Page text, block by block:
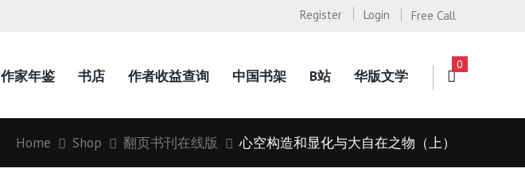
Free Call
Register Login
作家年鉴 书店 作者收益查询 中国书架 B站 华版文学
0
Home Shop 翻页书刊在线版 心空构造和显化与大自在之物（上）